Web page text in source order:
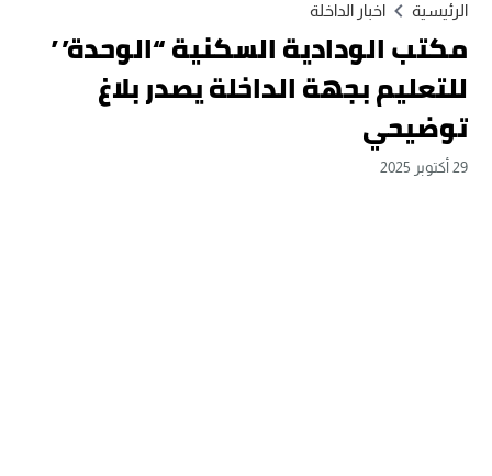
الرئيسية اخبار الداخلة
مكتب الودادية السكنية “الوحدة”
للتعليم بجهة الداخلة يصدر بلاغ
توضيحي
29 أكتوبر 2025